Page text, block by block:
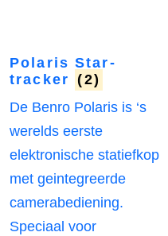
Polaris Star-
tracker
(2)
De Benro Polaris is ‘s
werelds eerste
elektronische statiefkop
met geintegreerde
camerabediening.
Speciaal voor